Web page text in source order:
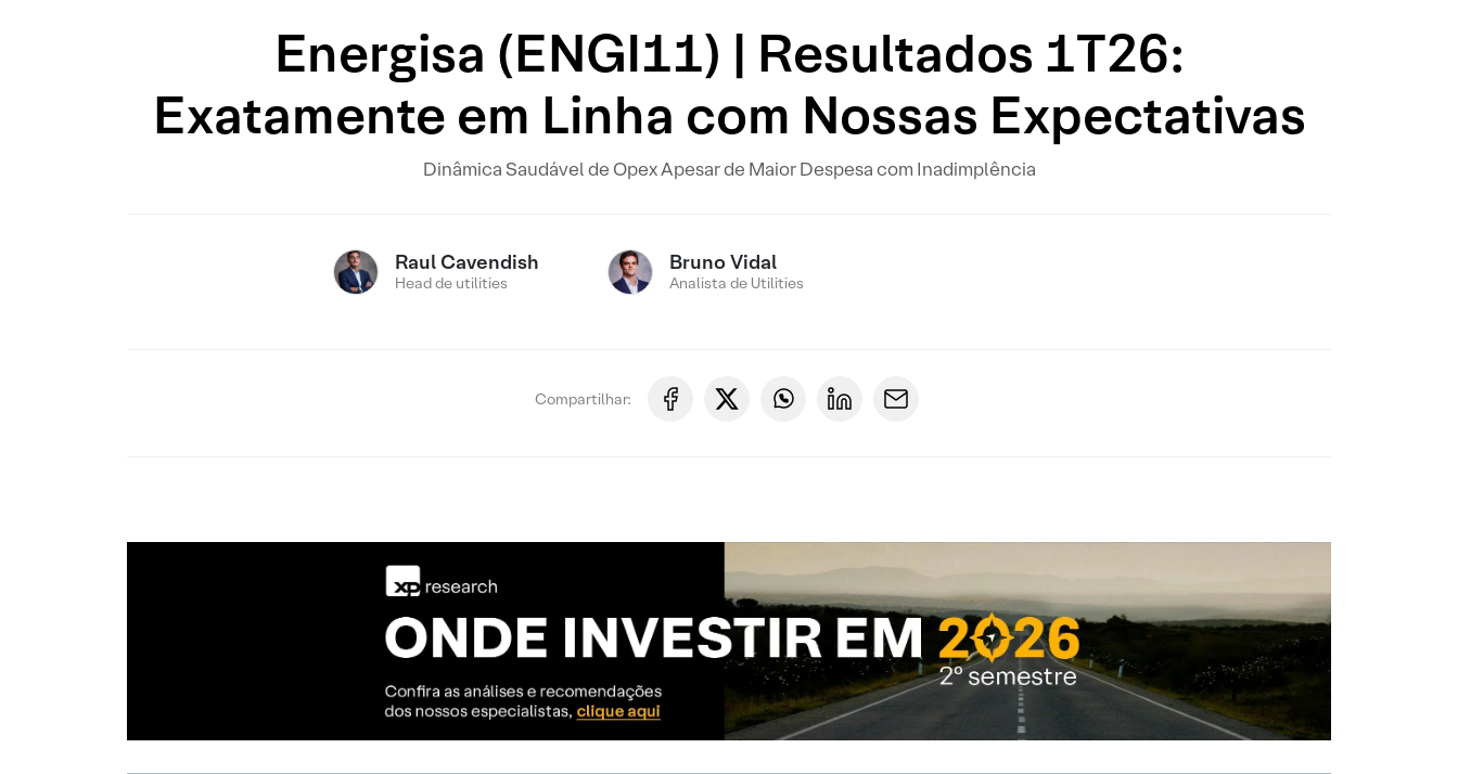
Energisa (ENGI11) | Resultados 1T26:
Exatamente em Linha com Nossas Expectativas
Dinâmica Saudável de Opex Apesar de Maior Despesa com Inadimplência
Raul Cavendish
Head de utilities
Bruno Vidal
Analista de Utilities
Compartilhar: